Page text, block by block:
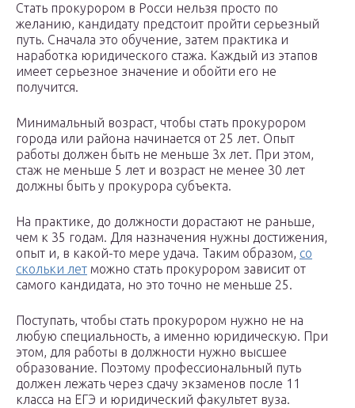
Стать прокурором в Росси нельзя просто по
желанию, кандидату предстоит пройти серьезный
путь. Сначала это обучение, затем практика и
наработка юридического стажа. Каждый из этапов
имеет серьезное значение и обойти его не
получится.
Минимальный возраст, чтобы стать прокурором
города или района начинается от 25 лет. Опыт
работы должен быть не меньше 3х лет. При этом,
стаж не меньше 5 лет и возраст не менее 30 лет
должны быть у прокурора субъекта.
На практике, до должности дорастают не раньше,
чем к 35 годам. Для назначения нужны достижения,
опыт и, в какой-то мере удача. Таким образом, со
скольки лет можно стать прокурором зависит от
самого кандидата, но это точно не меньше 25.
Поступать, чтобы стать прокурором нужно не на
любую специальность, а именно юридическую. При
этом, для работы в должности нужно высшее
образование. Поэтому профессиональный путь
должен лежать через сдачу экзаменов после 11
класса на ЕГЭ и юридический факультет вуза.